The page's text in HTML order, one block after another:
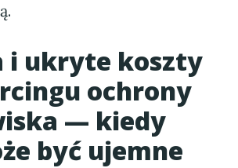
i ukryte koszty
ochrony
— kiedy
być ujemne